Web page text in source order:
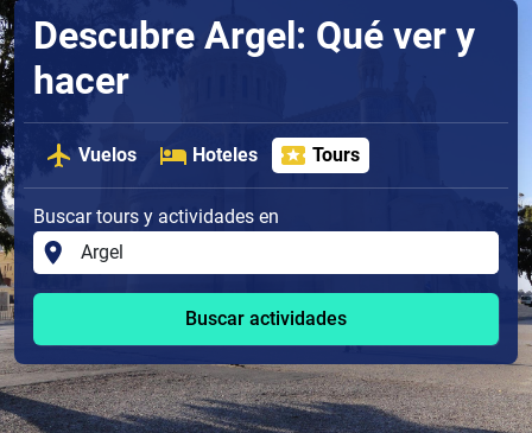
Descubre Argel: Qué ver y
hacer
Vuelos Hoteles Tours
Buscar tours y actividades en
Buscar actividades